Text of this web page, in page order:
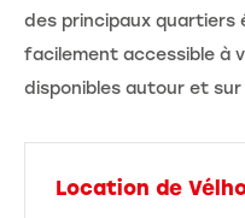
des principaux
facilement accessible à
disponibles autour et sur
Location de